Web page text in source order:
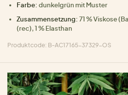
Farbe: dunkelgrün mit Muster
Zusammensetzung: 71 % Viskose
(rec), 1 % Elasthan
Produktcode: B-AC17165-37329-OS